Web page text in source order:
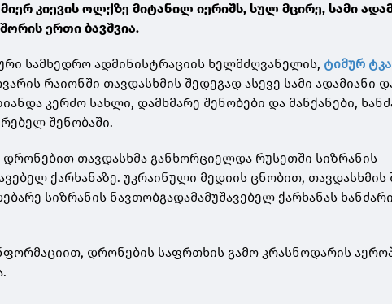
კიევის ოლქზე მიტანილ იერიშს, სულ მცირე, სამი
ერთი ბავშვია.
სამხედრო ადმინისტრაციის ხელმძღვანელის, ტიმურ
რაიონში თავდასხმის შედეგად ასევე სამი ადამიანი
კერძო სახლი, დამხმარე შენობები და მანქანები,
შენობაში.
თავდასხმა განხორციელდა რუსეთში სიზრანის
ქარხანაზე. უკრაინული მედიის ცნობით, თავდასხმის
სიზრანის ნავთობგადამამუშავებელ ქარხანას ხანძარი
დრონების საფრთხის გამო კრასნოდარის